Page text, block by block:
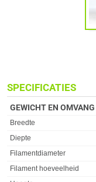
SPECIFICATIES
GEWICHT EN OMVANG
Eigenschap
Breedte
Diepte
Filamentdiameter
Filament hoeveelheid